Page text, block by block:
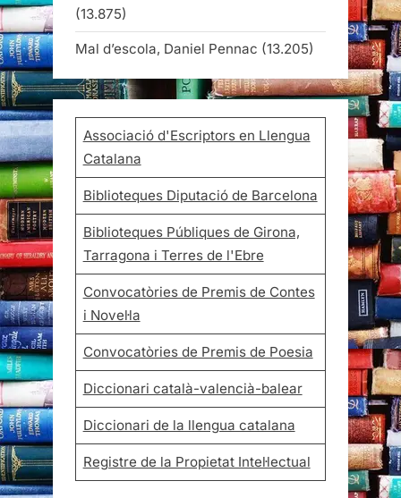
(13.875)
Mal d’escola, Daniel Pennac (13.205)
Associació d'Escriptors en Llengua
Catalana
Biblioteques Diputació de Barcelona
Biblioteques Públiques de Girona,
Tarragona i Terres de l'Ebre
Convocatòries de Premis de Contes
i Novel·la
Convocatòries de Premis de Poesia
Diccionari català-valencià-balear
Diccionari de la llengua catalana
Registre de la Propietat Intel·lectual